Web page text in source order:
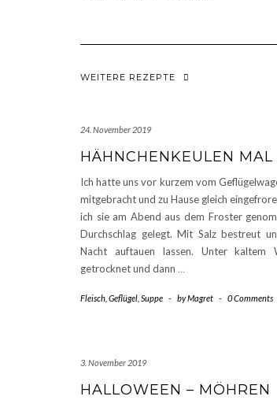
WEITERE REZEPTE
24. November 2019
HÄHNCHENKEULEN MAL
Ich hatte uns vor kurzem vom
mitgebracht und zu Hause gleich
ich sie am Abend aus dem Froster
Durchschlag gelegt. Mit Salz bestreut
Nacht auftauen lassen. Unter kaltem
getrocknet und dann …
Fleisch Geflügel Suppe - byMagret - 0 Comments
3. November 2019
HALLOWEEN – MÖHREN